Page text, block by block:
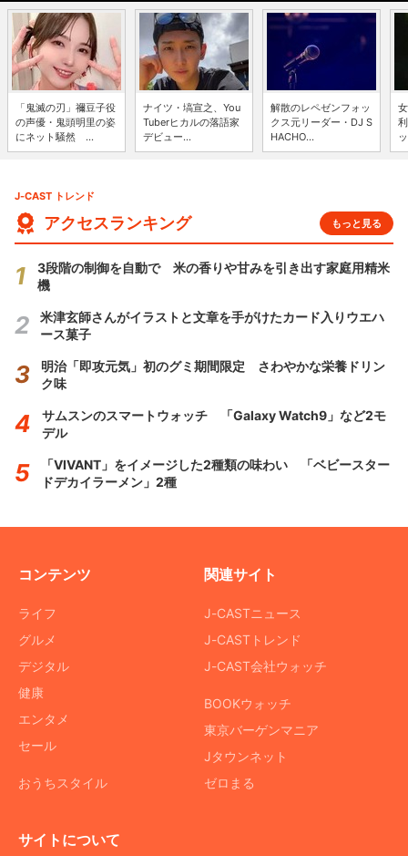
「鬼滅の刃」禰豆子役
の声優・鬼頭明里の姿
にネット騒然 ...
ナイツ・塙宣之、You
Tuberヒカルの落語家
デビュー...
解散のレペゼンフォッ
クス元リーダー・DJ S
HACHO...
J-CAST トレンド
アクセスランキング もっと見る
3段階の制御を自動で 米の香りや甘みを引き出す家庭用精米
機
米津玄師さんがイラストと文章を手がけたカード入りウエハ
ース菓子
明治「即攻元気」初のグミ期間限定 さわやかな栄養ドリン
ク味
サムスンのスマートウォッチ 「Galaxy Watch9」など2モ
デル
「VIVANT」をイメージした2種類の味わい 「ベビースター
ドデカイラーメン」2種
コンテンツ
ライフ
グルメ
デジタル
健康
エンタメ
セール
おうちスタイル
関連サイト
J-CASTニュース
J-CASTトレンド
J-CAST会社ウォッチ
BOOKウォッチ
東京バーゲンマニア
Jタウンネット
ゼロまる
サイトについて